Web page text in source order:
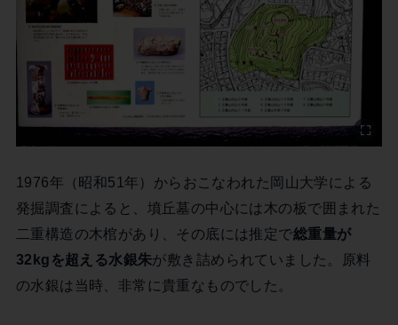
1976年（昭和51年）からおこなわれた岡山大学による
発掘調査によると、墳丘墓の中心には木の板で囲まれた
二重構造の木棺があり、その底には推定で総重量が
32kgを超える水銀朱が敷き詰められていました。原料
の水銀は当時、非常に貴重なものでした。